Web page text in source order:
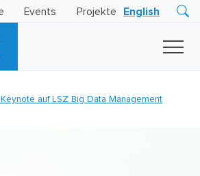
Events Projekte English
Business
auf LSZ Big Data Management